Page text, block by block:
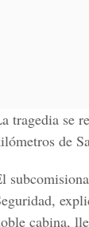
tragedia se
de
cabina,